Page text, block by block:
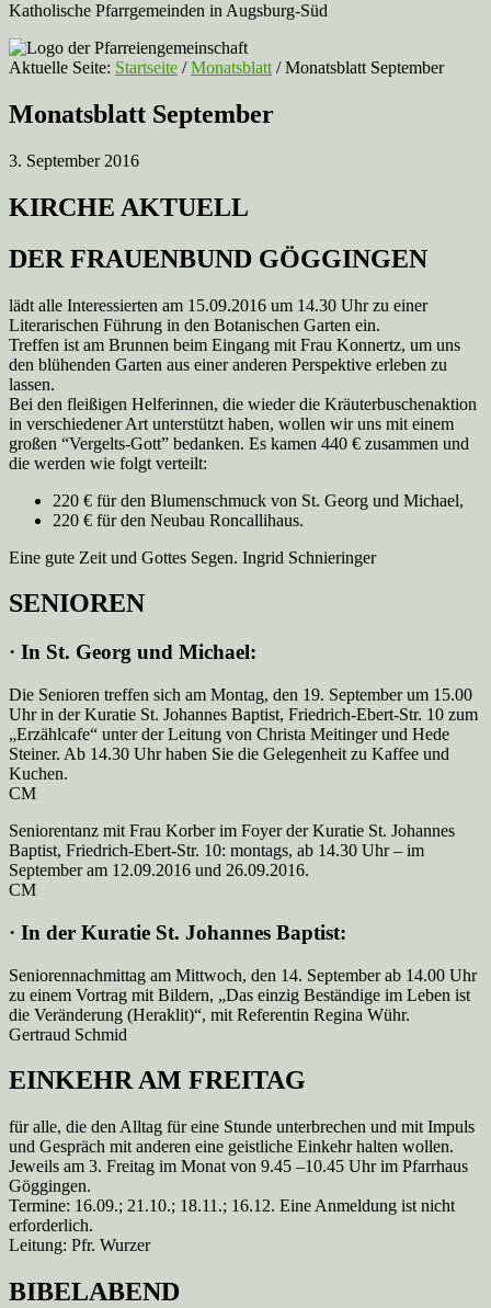
Katholische Pfarrgemeinden in Augsburg-Süd
Aktuelle Seite: Startseite / Monatsblatt /Monatsblatt September
Monatsblatt September
3. September 2016
KIRCHE AKTUELL
DER FRAUENBUND GÖGGINGEN
lädt alle Interessierten am 15.09.2016 um 14.30 Uhr zu einer
Literarischen Führung in den Botanischen Garten ein.
Treffen ist am Brunnen beim Eingang mit Frau Konnertz, um uns
den blühenden Garten aus einer anderen Perspektive erleben zu
lassen.
Bei den fleißigen Helferinnen, die wieder die Kräuterbuschenaktion
in verschiedener Art unterstützt haben, wollen wir uns mit einem
großen “Vergelts-Gott” bedanken. Es kamen 440 € zusammen und
die werden wie folgt verteilt:
220 € für den Blumenschmuck von St. Georg und Michael,
220 € für den Neubau Roncallihaus.
Eine gute Zeit und Gottes Segen. Ingrid Schnieringer
SENIOREN
· In St. Georg und Michael:
Die Senioren treffen sich am Montag, den 19. September um 15.00
Uhr in der Kuratie St. Johannes Baptist, Friedrich-Ebert-Str. 10 zum
„Erzählcafe“ unter der Leitung von Christa Meitinger und Hede
Steiner. Ab 14.30 Uhr haben Sie die Gelegenheit zu Kaffee und
Kuchen.
CM
Seniorentanz mit Frau Korber im Foyer der Kuratie St. Johannes
Baptist, Friedrich-Ebert-Str. 10: montags, ab 14.30 Uhr – im
September am 12.09.2016 und 26.09.2016.
CM
· In der Kuratie St. Johannes Baptist:
Seniorennachmittag am Mittwoch, den 14. September ab 14.00 Uhr
zu einem Vortrag mit Bildern, „Das einzig Beständige im Leben ist
die Veränderung (Heraklit)“, mit Referentin Regina Wühr.
Gertraud Schmid
EINKEHR AM FREITAG
für alle, die den Alltag für eine Stunde unterbrechen und mit Impuls
und Gespräch mit anderen eine geistliche Einkehr halten wollen.
Jeweils am 3. Freitag im Monat von 9.45 –10.45 Uhr im Pfarrhaus
Göggingen.
Termine: 16.09.; 21.10.; 18.11.; 16.12. Eine Anmeldung ist nicht
erforderlich.
Leitung: Pfr. Wurzer
BIBELABEND